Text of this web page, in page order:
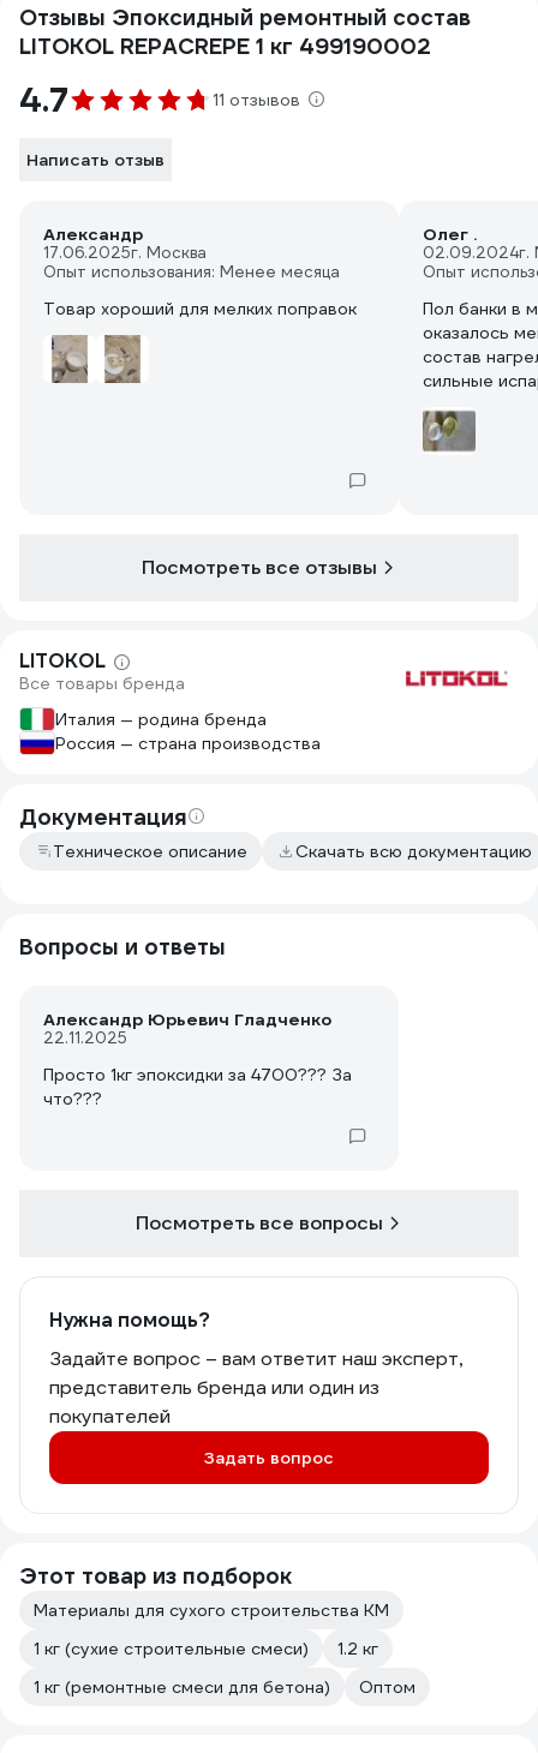
Отзывы Эпоксидный ремонтный состав
LITOKOL REPACREPE 1 кг 499190002
4.7 11 отзывов
Написать отзыв
Александр
17.06.2025г. Москва
Опыт использования: Менее месяца
Товар хороший для мелких поправок
Олег .
02.09.2024г.
Опыт
Пол банки в
оказалось
состав
сильные
работать. И
норм
Посмотреть все отзывы
LITOKOL
Все товары бренда
Италия — родина бренда
Россия — страна производства
Документация
Техническое описание Скачать всю документацию
Вопросы и ответы
Александр Юрьевич Гладченко
22.11.2025
Просто 1кг эпоксидки за 4700??? За
что???
Посмотреть все вопросы
Нужна помощь?
Задайте вопрос – вам ответит наш эксперт,
представитель бренда или один из
покупателей
Задать вопрос
Этот товар из подборок
Материалы для сухого строительства КМ
1 кг (сухие строительные смеси)
1.2 кг
1 кг (ремонтные смеси для бетона)
Оптом